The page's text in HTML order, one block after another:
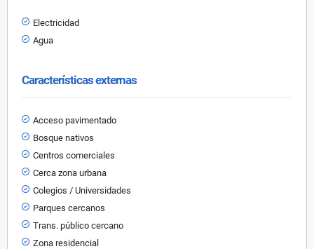
Electricidad
Agua
Características externas
Acceso pavimentado
Bosque nativos
Centros comerciales
Cerca zona urbana
Colegios / Universidades
Parques cercanos
Trans. público cercano
Zona residencial